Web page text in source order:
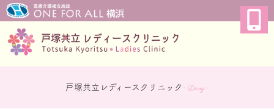
戸塚共立レディースクリニック ~ Diary ~